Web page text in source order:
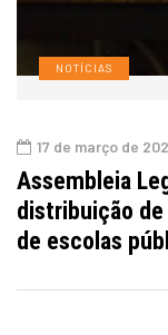
NOTÍCIAS
17 de março de
Assembleia
distribuição
de escolas